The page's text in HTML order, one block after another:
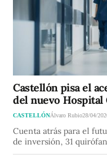
Castellón pisa el
del nuevo Hospital
CASTELLÓNÁlvaro Rubio28/04/
Cuenta atrás para el
de inversión, 31